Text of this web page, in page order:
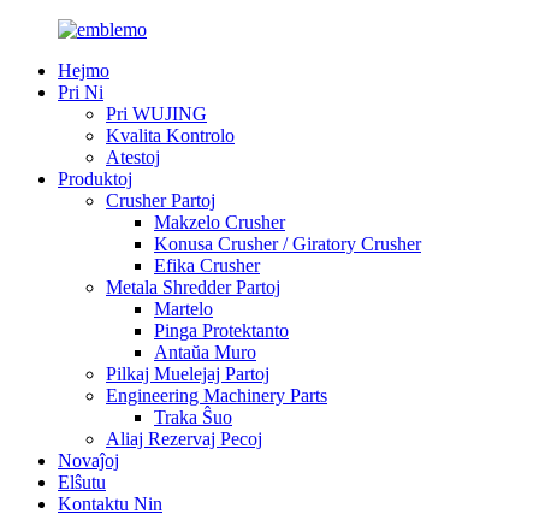
Hejmo
Pri Ni
Pri WUJING
Kvalita Kontrolo
Atestoj
Produktoj
Crusher Partoj
Makzelo Crusher
Konusa Crusher / Giratory Crusher
Efika Crusher
Metala Shredder Partoj
Martelo
Pinga Protektanto
Antaŭa Muro
Pilkaj Muelejaj Partoj
Engineering Machinery Parts
Traka Ŝuo
Aliaj Rezervaj Pecoj
Novaĵoj
Elŝutu
Kontaktu Nin